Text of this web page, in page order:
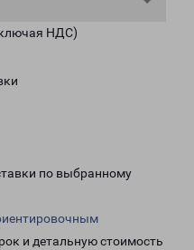
НДС)
по выбранному
и детальную стоимость